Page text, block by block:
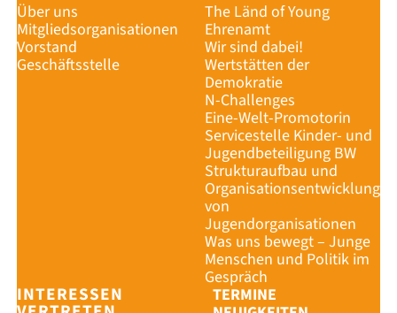
Über uns
Mitgliedsorganisationen
Vorstand
Geschäftsstelle
The Länd of Young
Ehrenamt
Wir sind dabei!
Wertstätten der
Demokratie
N-Challenges
Eine-Welt-Promotorin
Servicestelle Kinder- und
Jugendbeteiligung BW
Strukturaufbau und
Organisationsentwicklung
von
Jugendorganisationen
Was uns bewegt – Junge
Menschen und Politik im
Gespräch
INTERESSEN
TERMINE